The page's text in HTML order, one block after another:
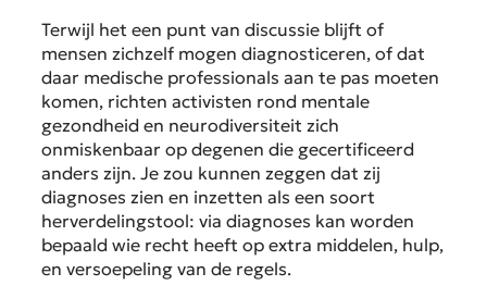
Terwijl het een punt van discussie blijft of
mensen zichzelf mogen diagnosticeren, of dat
daar medische professionals aan te pas moeten
komen, richten activisten rond mentale
gezondheid en neurodiversiteit zich
onmiskenbaar op degenen die gecertificeerd
anders zijn. Je zou kunnen zeggen dat zij
diagnoses zien en inzetten als een soort
herverdelingstool: via diagnoses kan worden
bepaald wie recht heeft op extra middelen, hulp,
en versoepeling van de regels.